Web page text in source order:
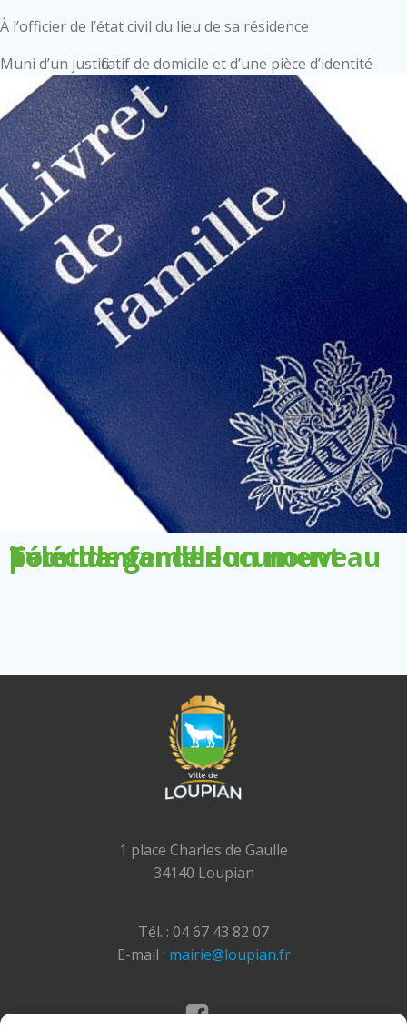
À l’officier de l’état civil du lieu de sa résidence
Muni d’un justificatif de domicile et d’une pièce d’identité
Télécharger le document pour demander un nouveau livret de famille
1 place Charles de Gaulle
34140 Loupian
Tél. : 04 67 43 82 07
E-mail : mairie@loupian.fr